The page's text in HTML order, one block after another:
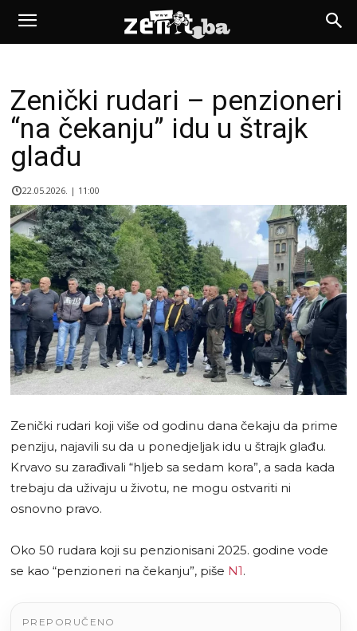
Zenički rudari – penzioneri
“na čekanju” idu u štrajk
glađu
22.05.2026. | 11:00
Zenički rudari koji više od godinu dana čekaju da prime
penziju, najavili su da u ponedjeljak idu u štrajk glađu.
Krvavo su zarađivali “hljeb sa sedam kora”, a sada kada
trebaju da uživaju u životu, ne mogu ostvariti ni
osnovno pravo.
Oko 50 rudara koji su penzionisani 2025. godine vode
se kao “penzioneri na čekanju”, piše N1.
PREPORUČENO